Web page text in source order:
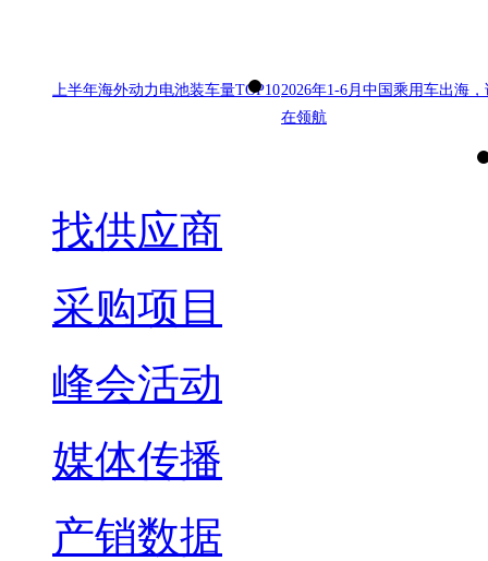
上半年海外动力电池装车量TOP102026年1-6月中国乘用车出海，
在领航
找供应商
采购项目
峰会活动
媒体传播
产销数据